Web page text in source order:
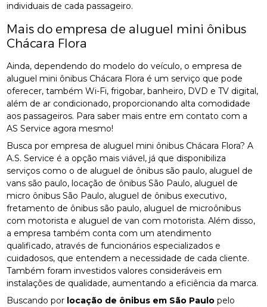
individuais de cada passageiro.
Mais do empresa de aluguel mini ônibus
Chácara Flora
Ainda, dependendo do modelo do veículo, o empresa de
aluguel mini ônibus Chácara Flora é um serviço que pode
oferecer, também Wi-Fi, frigobar, banheiro, DVD e TV digital,
além de ar condicionado, proporcionando alta comodidade
aos passageiros. Para saber mais entre em contato com a
AS Service agora mesmo!
Busca por empresa de aluguel mini ônibus Chácara Flora? A
A.S. Service é a opção mais viável, já que disponibiliza
serviços como o de aluguel de ônibus são paulo, aluguel de
vans são paulo, locação de ônibus São Paulo, aluguel de
micro ônibus São Paulo, aluguel de ônibus executivo,
fretamento de ônibus são paulo, aluguel de microônibus
com motorista e aluguel de van com motorista. Além disso,
a empresa também conta com um atendimento
qualificado, através de funcionários especializados e
cuidadosos, que entendem a necessidade de cada cliente.
Também foram investidos valores consideráveis em
instalações de qualidade, aumentando a eficiência da marca.
Buscando por locação de ônibus em São Paulo pelo